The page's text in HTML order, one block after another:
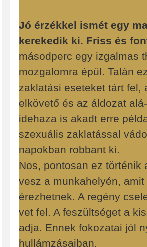
Jó érzékkel ismét egy
kerekedik ki. Friss és
másodperc egy izgalmas
mozgalomra épül. Talán
zaklatási eseteket tárt fel,
elkövető és az áldozat
idehaza is akadt erre
szexuális zaklatással
napokban robbant ki.
Nos, pontosan ez történik
vesz a munkahelyén,
érezhetnek. A regény
vet fel. A feszültséget a
adja. Ennek fokozatai jól
hullámzásaiban.